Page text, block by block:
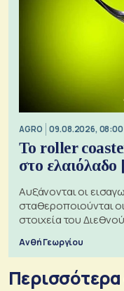
AGRO 09.08.2026, 08:00
Το roller
στο
Αυξάνονται οι
σταθεροποιούνται
στοιχεία του
Ανθή Γεωργίου